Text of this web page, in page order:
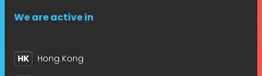
We are active in
HK Hong Kong